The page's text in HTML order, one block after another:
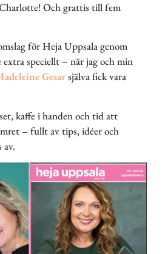
Och grattis till fem
för Heja Uppsala genom
speciellt – när jag och min
Gesarsjälva fick vara
kaffe i handen och tid att
– fullt av tips, idéer och
av.